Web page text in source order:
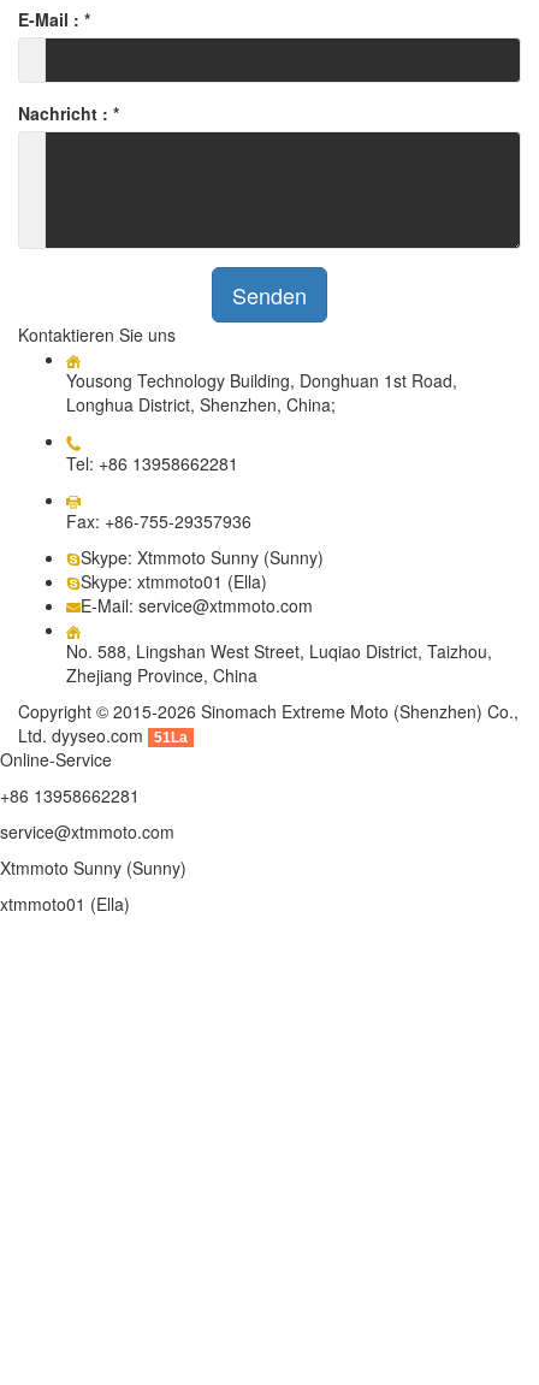
E-Mail : *
Nachricht : *
Senden
Kontaktieren Sie uns
Yousong Technology Building, Donghuan 1st Road,
Longhua District, Shenzhen, China;
Tel: +86 13958662281
Fax: +86-755-29357936
Skype: Xtmmoto Sunny (Sunny)
Skype: xtmmoto01 (Ella)
E-Mail: service@xtmmoto.com
No. 588, Lingshan West Street, Luqiao District, Taizhou,
Zhejiang Province, China
Copyright © 2015-2026 Sinomach Extreme Moto (Shenzhen) Co.,
Ltd. dyyseo.com 51La
Online-Service
+86 13958662281
service@xtmmoto.com
Xtmmoto Sunny (Sunny)
xtmmoto01 (Ella)